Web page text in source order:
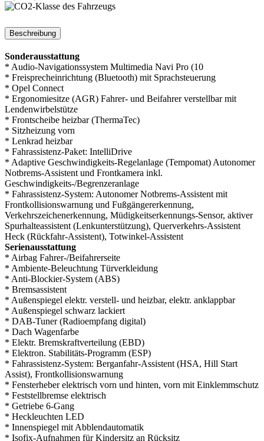
Beschreibung
Sonderausstattung
* Audio-Navigationssystem Multimedia Navi Pro (10
* Freisprecheinrichtung (Bluetooth) mit Sprachsteuerung
* Opel Connect
* Ergonomiesitze (AGR) Fahrer- und Beifahrer verstellbar mit
Lendenwirbelstütze
* Frontscheibe heizbar (ThermaTec)
* Sitzheizung vorn
* Lenkrad heizbar
* Fahrassistenz-Paket: IntelliDrive
* Adaptive Geschwindigkeits-Regelanlage (Tempomat) Autonomer
Notbrems-Assistent und Frontkamera inkl.
Geschwindigkeits-/Begrenzeranlage
* Fahrassistenz-System: Autonomer Notbrems-Assistent mit
Frontkollisionswarnung und Fußgängererkennung,
Verkehrszeichenerkennung, Müdigkeitserkennungs-Sensor, aktiver
Spurhalteassistent (Lenkunterstützung), Querverkehrs-Assistent
Heck (Rückfahr-Assistent), Totwinkel-Assistent
Serienausstattung
* Airbag Fahrer-/Beifahrerseite
* Ambiente-Beleuchtung Türverkleidung
* Anti-Blockier-System (ABS)
* Bremsassistent
* Außenspiegel elektr. verstell- und heizbar, elektr. anklappbar
* Außenspiegel schwarz lackiert
* DAB-Tuner (Radioempfang digital)
* Dach Wagenfarbe
* Elektr. Bremskraftverteilung (EBD)
* Elektron. Stabilitäts-Programm (ESP)
* Fahrassistenz-System: Berganfahr-Assistent (HSA, Hill Start
Assist), Frontkollisionswarnung
* Fensterheber elektrisch vorn und hinten, vorn mit Einklemmschutz
* Feststellbremse elektrisch
* Getriebe 6-Gang
* Heckleuchten LED
* Innenspiegel mit Abblendautomatik
* Isofix-Aufnahmen für Kindersitz an Rücksitz